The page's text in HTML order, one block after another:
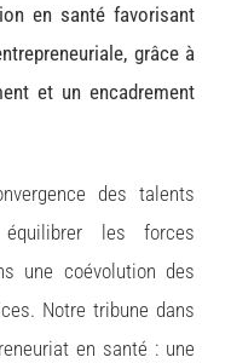
en santé favorisant
grâce à
et un encadrement
des talents
les forces
une coévolution des
Notre tribune dans
en santé : une